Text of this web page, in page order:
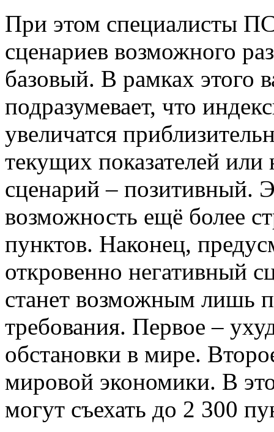
При этом специалисты
сценариев возможного
базовый. В рамках этого
подразумевает, что
увеличатся
текущих показателей
сценарий – позитивный.
возможность ещё более
пунктов. Наконец,
откровенно негативный
станет возможным лишь
требования. Первое –
обстановки в мире.
мировой экономики. В
могут съехать до 2 300